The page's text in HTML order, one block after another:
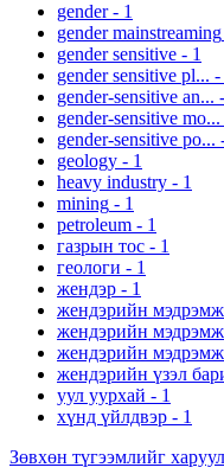
gender - 1
gender mainstreaming
gender sensitive - 1
gender sensitive pl... -
gender-sensitive an... -
gender-sensitive mo...
gender-sensitive po...
geology - 1
heavy industry - 1
mining - 1
petroleum - 1
газрын тос - 1
геологи - 1
жендэр - 1
жендэрийн
жендэрийн
жендэрийн
жендэрийн үзэл
уул уурхай - 1
хүнд үйлдвэр - 1
Зөвхөн түгээмлийг